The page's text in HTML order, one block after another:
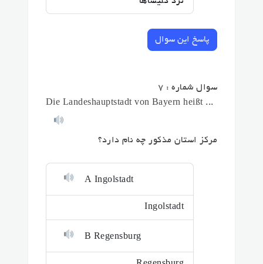
پاسخ این سوال
سوال شماره : 7
Die Landeshauptstadt von Bayern heißt ...
مرکز استان مذکور چه نام دارد؟
A Ingolstadt
Ingolstadt
B Regensburg